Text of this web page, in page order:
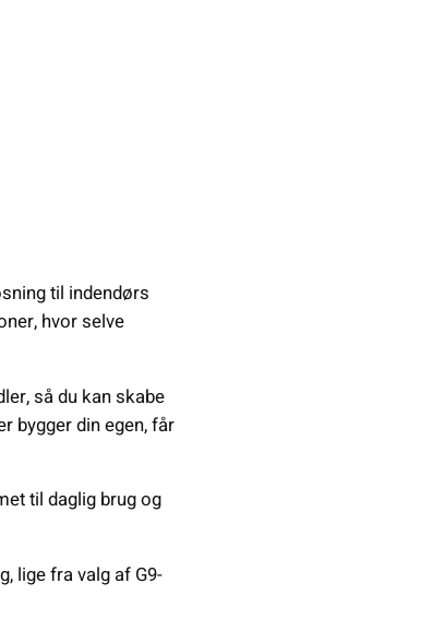
til indendørs
hvor selve
så du kan skabe
bygger din egen, får
til daglig brug og
lige fra valg af G9-